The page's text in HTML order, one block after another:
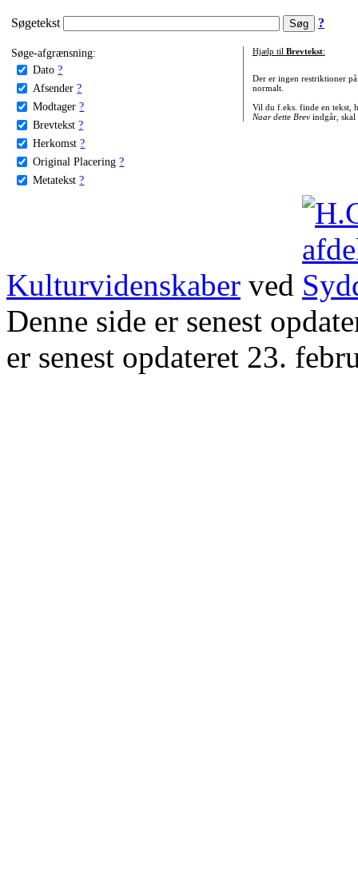
Søgetekst ?
Søge-afgrænsning:
Dato ?
Afsender ?
Modtager ?
Brevtekst ?
Herkomst ?
Original Placering ?
Metatekst ?
Hjælp til Brevtekst:
Der er ingen restriktioner
normalt.
Vil du f.eks. finde en tekst,
Naar dette Brevindgår, skal
Kulturvidenskaber ved
Denne side er senest
er senest opdateret 23.